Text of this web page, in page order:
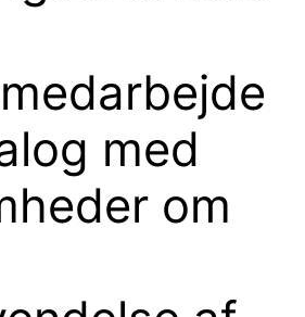
med
om